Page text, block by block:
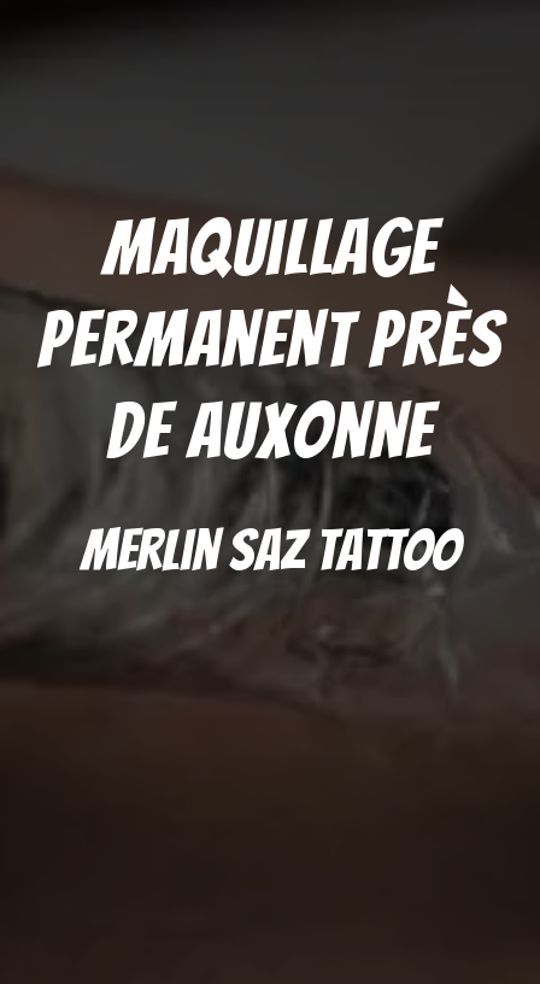
Maquillage
permanent près
de Auxonne
Merlin Saz Tattoo